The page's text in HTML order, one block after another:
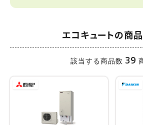
エコキュートの商
該当する商品数 39